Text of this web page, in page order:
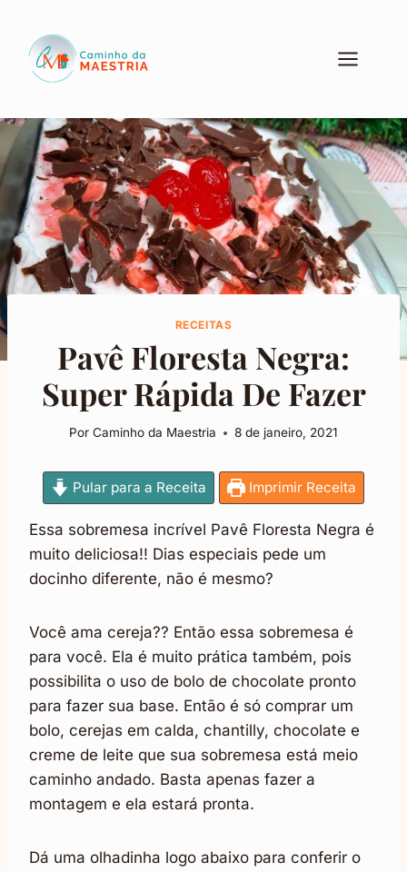
Conteúdo
RECEITAS
Pavê Floresta Negra:
Super Rápida De Fazer
Por Caminho da Maestria 8 de janeiro, 2021
Pular para a Receita Imprimir Receita
Essa sobremesa incrível Pavê Floresta Negra é
muito deliciosa!! Dias especiais pede um
docinho diferente, não é mesmo?
Você ama cereja?? Então essa sobremesa é
para você. Ela é muito prática também, pois
possibilita o uso de bolo de chocolate pronto
para fazer sua base. Então é só comprar um
bolo, cerejas em calda, chantilly, chocolate e
creme de leite que sua sobremesa está meio
caminho andado. Basta apenas fazer a
montagem e ela estará pronta.
Dá uma olhadinha logo abaixo para conferir o